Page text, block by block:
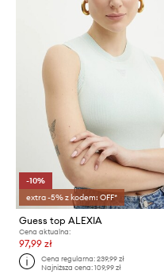
-10%
extra -5% z kodem: OFF*
Guess top ALEXIA
Cena aktualna:
97,99 zł
Cena regularna:239,99 zł
Najniższa cena:109,99 zł